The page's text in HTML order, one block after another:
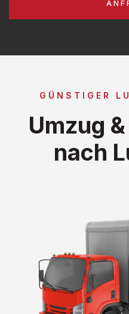
GÜNSTIGER
Umzug
nach